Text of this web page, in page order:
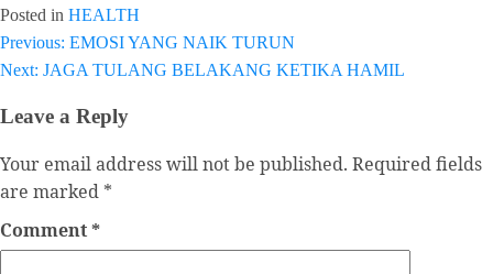
Posted in HEALTH
Post
Previous: EMOSI YANG NAIK TURUN
Next: JAGA TULANG BELAKANG KETIKA HAMIL
Leave a Reply
Your email address will not be published. Required fields
are marked *
Comment*